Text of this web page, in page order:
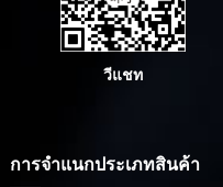
วีแชท
การจําแนกประเภทสินค้า